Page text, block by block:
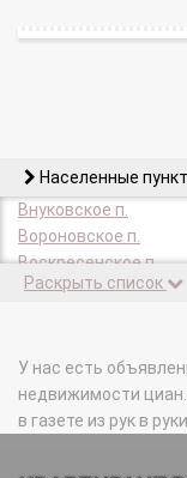
Населенные
Внуковское п.
Вороновское п.
Воскресенское п.
Десеновское п.
Кленовское п.
Кокошкино п.
Краснопахорское п.
Михайлово-
Раскрыть список
У нас есть
недвижимости
в газете из рук в